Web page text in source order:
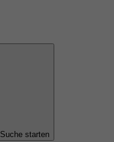
Suche starten